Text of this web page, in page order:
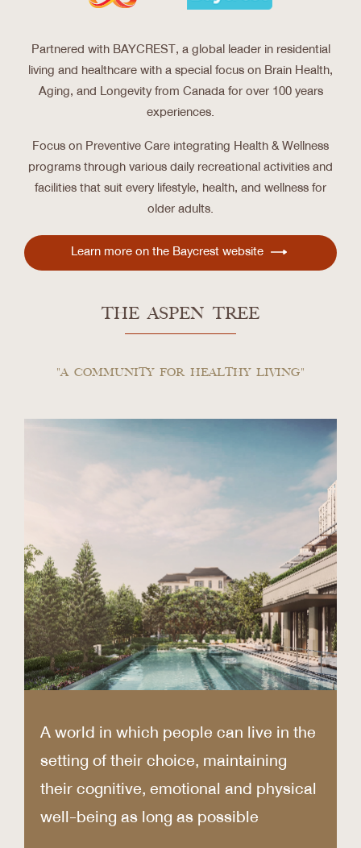
Partnered with BAYCREST, a global leader in residential
living and healthcare with a special focus on Brain Health,
Aging, and Longevity from Canada for over 100 years
experiences.
Focus on Preventive Care integrating Health & Wellness
programs through various daily recreational activities and
facilities that suit every lifestyle, health, and wellness for
older adults.
Learn more on the Baycrest website
THE ASPEN TREE
"A COMMUNITY FOR HEALTHY LIVING"
A world in which people can live in the
setting of their choice, maintaining
their cognitive, emotional and physical
well-being as long as possible